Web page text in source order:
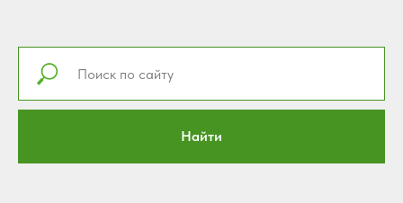
Найти